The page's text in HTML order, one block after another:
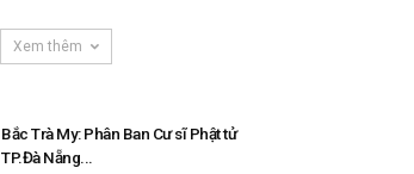
Xem thêm
Bắc Trà My: Phân Ban Cư sĩ Phật tử
TP.Đà Nẵng...